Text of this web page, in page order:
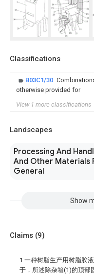
Classifications
B03C1/30
otherwise provided for
View 1 more classifications
Landscapes
Processing And
And Other Materials
General
Show
Claims (9)
1.一种树脂生产用树脂胶
于，所述除杂箱(1)的顶部